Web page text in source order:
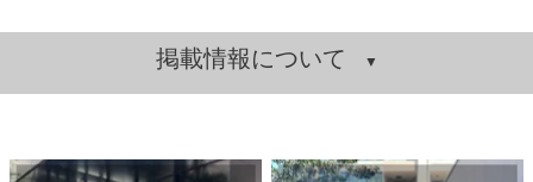
掲載情報について